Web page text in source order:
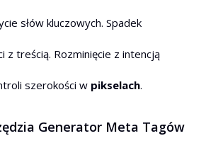
słów kluczowych. Spadek
z treścią. Rozminięcie z intencją
szerokości w pikselach.
Generator Meta Tagów